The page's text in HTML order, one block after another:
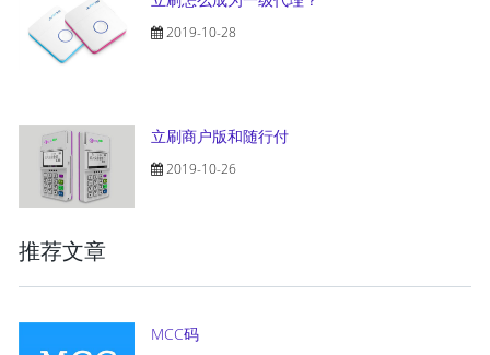
2019-10-28
立刷商户版和随行付
2019-10-26
推荐文章
MCC码